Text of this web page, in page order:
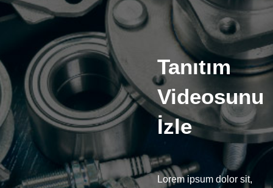
Tanıtım
Videosunu
İzle
Lorem ipsum dolor sit,